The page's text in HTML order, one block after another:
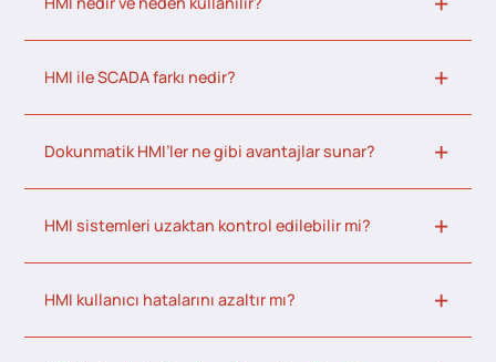
HMI ile SCADA farkı nedir?
Dokunmatik HMI’ler ne gibi avantajlar sunar?
HMI sistemleri uzaktan kontrol edilebilir mi?
HMI kullanıcı hatalarını azaltır mı?